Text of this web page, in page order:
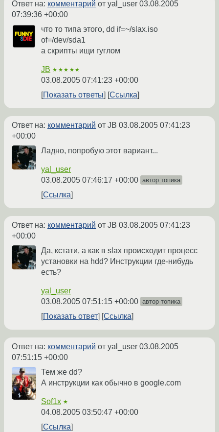
Ответ на: комментарий от yal_user 03.08.2005
07:39:36 +00:00
что то типа этого, dd if=~/slax.iso
of=/dev/sda1
а скрипты ищи гуглом
JB ★★★★★
03.08.2005 07:41:23 +00:00
Показать ответы
Ссылка
Ответ на: комментарий от JB 03.08.2005 07:41:23
+00:00
Ладно, попробую этот вариант...
yal_user
03.08.2005 07:46:17 +00:00 автор топика
Ссылка
Ответ на: комментарий от JB 03.08.2005 07:41:23
+00:00
Да, кстати, а как в slax происходит процесс
установки на hdd? Инструкции где-нибудь
есть?
yal_user
03.08.2005 07:51:15 +00:00 автор топика
Показать ответ Ссылка
Ответ на: комментарий от yal_user 03.08.2005
07:51:15 +00:00
Тем же dd?
А инструкции как обычно в google.com
Sof1x ★
04.08.2005 03:50:47 +00:00
Ссылка